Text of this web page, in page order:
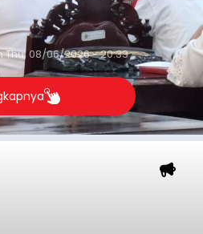
Thu, 08/06/2026 - 20:33